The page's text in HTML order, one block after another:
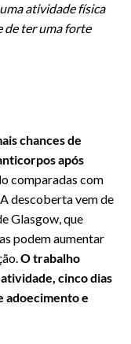
atividade física
de ter uma forte
chances de
após
comparadas com
descoberta vem de
Glasgow, que
podem aumentar
O trabalho
cinco dias
adoecimento e